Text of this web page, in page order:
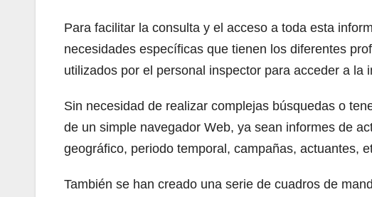
Para facilitar la consulta y el acceso a toda esta
necesidades específicas que tienen los diferentes
utilizados por el personal inspector para acceder a
Sin necesidad de realizar complejas búsquedas o
de un simple navegador Web, ya sean informes de
geográfico, periodo temporal, campañas, actuantes,
También se han creado una serie de cuadros de